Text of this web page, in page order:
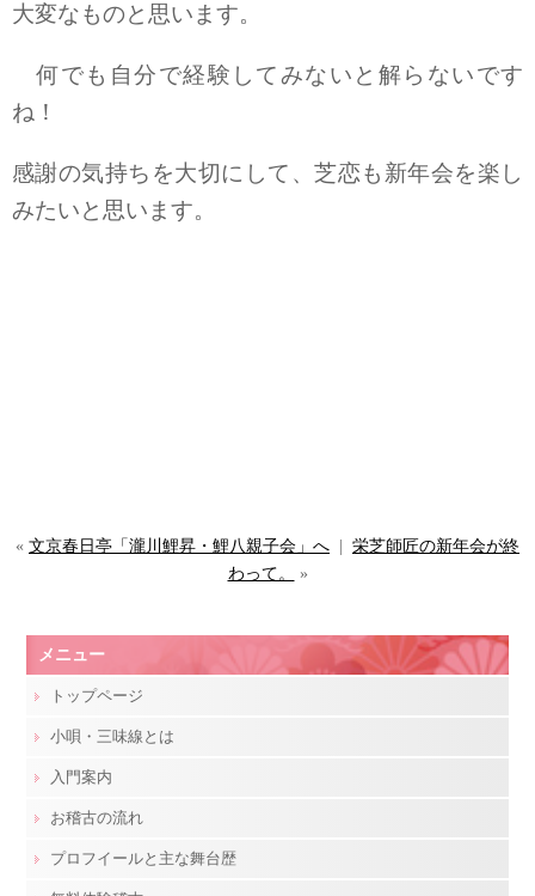
大変なものと思います。
何でも自分で経験してみないと解らないです
ね！
感謝の気持ちを大切にして、芝恋も新年会を楽し
みたいと思います。
« 文京春日亭「瀧川鯉昇・鯉八親子会」へ
栄芝師匠の新年会が終
わって。
»
メニュー
トップページ
小唄・三味線とは
入門案内
お稽古の流れ
プロフイールと主な舞台歴